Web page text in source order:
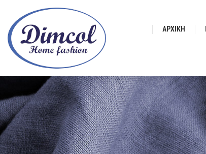
ΑΡΧΙΚΉ